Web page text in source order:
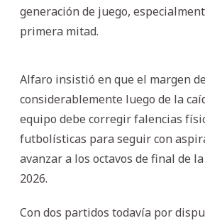
generación de juego,
primera mitad.
Alfaro insistió en que el margen
considerablemente luego de la
equipo debe corregir falencias
futbolísticas para seguir con
avanzar a los octavos de final de
2026.
Con dos partidos todavía por